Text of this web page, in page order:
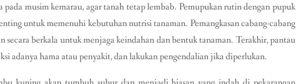
pada musim kemarau, agar tanah tetap lembab. Pemupukan rutin dengan pupuk
untuk memenuhi kebutuhan nutrisi tanaman. Pemangkasan cabang-cabang
secara berkala untuk menjaga keindahan dan bentuk tanaman. Terakhir, pantau
adanya hama atau penyakit, dan lakukan pengendalian jika diperlukan.